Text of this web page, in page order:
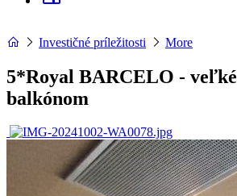
Investičné príležitosti More
5*Royal BARCELO -
balkónom